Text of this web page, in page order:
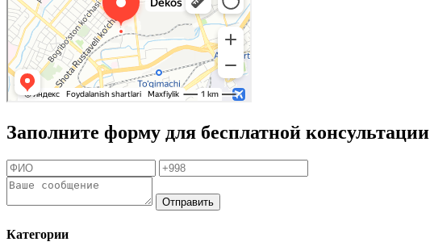
Заполните форму для бесплатной консультации
Отправить
Категории